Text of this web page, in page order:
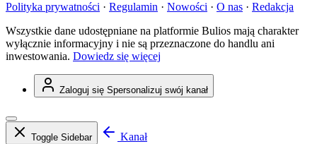
Polityka prywatności · Regulamin · Nowości · O nas · Redakcja
Wszystkie dane udostępniane na platformie Bulios mają charakter
wyłącznie informacyjny i nie są przeznaczone do handlu ani
inwestowania. Dowiedz się więcej
Zaloguj się Spersonalizuj swój kanał
Toggle Sidebar
Kanał